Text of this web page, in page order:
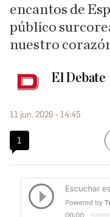
encantos de
público
nuestro
El Debate
11 jun. 2026 - 14:45
1